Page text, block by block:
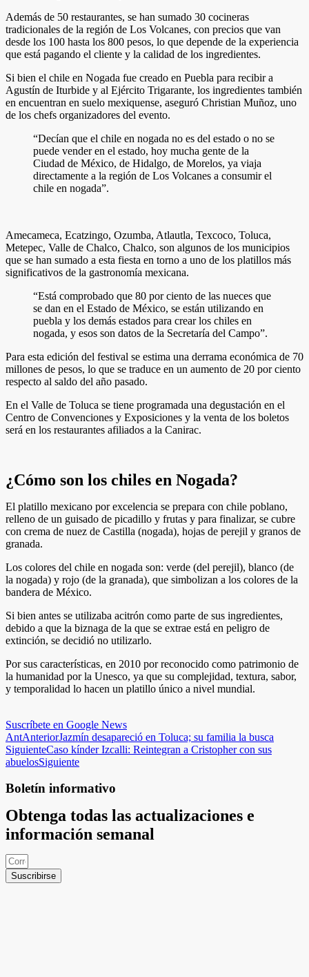
Además de 50 restaurantes, se han sumado 30 cocineras
tradicionales de la región de Los Volcanes, con precios que van
desde los 100 hasta los 800 pesos, lo que depende de la experiencia
que está pagando el cliente y la calidad de los ingredientes.
Si bien el chile en Nogada fue creado en Puebla para recibir a
Agustín de Iturbide y al Ejército Trigarante, los ingredientes también
en encuentran en suelo mexiquense, aseguró Christian Muñoz, uno
de los chefs organizadores del evento.
“Decían que el chile en nogada no es del estado o no se
puede vender en el estado, hoy mucha gente de la
Ciudad de México, de Hidalgo, de Morelos, ya viaja
directamente a la región de Los Volcanes a consumir el
chile en nogada”.
Amecameca, Ecatzingo, Ozumba, Atlautla, Texcoco, Toluca,
Metepec, Valle de Chalco, Chalco, son algunos de los municipios
que se han sumado a esta fiesta en torno a uno de los platillos más
significativos de la gastronomía mexicana.
“Está comprobado que 80 por ciento de las nueces que
se dan en el Estado de México, se están utilizando en
puebla y los demás estados para crear los chiles en
nogada, y esos son datos de la Secretaría del Campo”.
Para esta edición del festival se estima una derrama económica de 70
millones de pesos, lo que se traduce en un aumento de 20 por ciento
respecto al saldo del año pasado.
En el Valle de Toluca se tiene programada una degustación en el
Centro de Convenciones y Exposiciones y la venta de los boletos
será en los restaurantes afiliados a la Canirac.
¿Cómo son los chiles en Nogada?
El platillo mexicano por excelencia se prepara con chile poblano,
relleno de un guisado de picadillo y frutas y para finalizar, se cubre
con crema de nuez de Castilla (nogada), hojas de perejil y granos de
granada.
Los colores del chile en nogada son: verde (del perejil), blanco (de
la nogada) y rojo (de la granada), que simbolizan a los colores de la
bandera de México.
Si bien antes se utilizaba acitrón como parte de sus ingredientes,
debido a que la biznaga de la que se extrae está en peligro de
extinción, se decidió no utilizarlo.
Por sus características, en 2010 por reconocido como patrimonio de
la humanidad por la Unesco, ya que su complejidad, textura, sabor,
y temporalidad lo hacen un platillo único a nivel mundial.
Suscríbete en Google News
AntAnteriorJazmín desapareció en Toluca; su familia la busca
SiguienteCaso kínder Izcalli: Reintegran a Cristopher con sus
abuelosSiguiente
Boletín informativo
Obtenga todas las actualizaciones e
información semanal
Suscribirse